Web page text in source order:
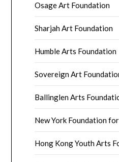
Osage Art Foundation
Sharjah Art Foundation
Humble Arts Foundation
Sovereign Art
Ballinglen Arts
New York Foundation
Hong Kong Youth Arts